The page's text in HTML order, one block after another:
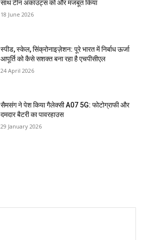
साथ टीन अकाउंट्स को और मजबूत किया
18 June 2026
स्पीड, स्केल, सिंक्रोनाइज़ेशन: पूरे भारत में निर्बाध ऊर्जा
आपूर्ति को कैसे सशक्त बना रहा है एचपीसीएल
24 April 2026
सैमसंग ने पेश किया गैलेक्सी A07 5G: फोटोग्राफी और
दमदार बैटरी का पावरहाउस
29 January 2026